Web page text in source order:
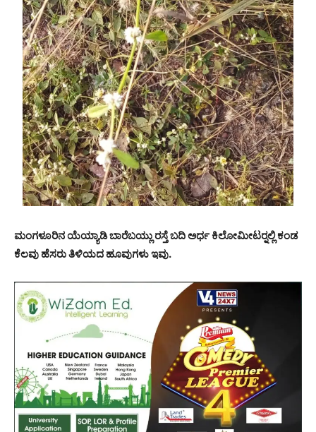
ಮಂಗಳೂರಿನ ಯೆಯ್ಯಾಡಿ ಬಾರೆಬಯ್ಲು ರಸ್ತೆ ಬದಿ ಅರ್ಧ ಕಿಲೋಮೀಟರ್‍ನಲ್ಲಿ ಕಂಡ
ಕೆಲವು ಹೆಸರು ತಿಳಿಯದ ಹೂವುಗಳು ಇವು.